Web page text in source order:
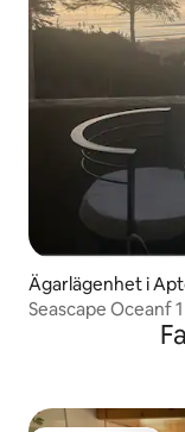
Ägarlägenhet i
Seascape Oceanf